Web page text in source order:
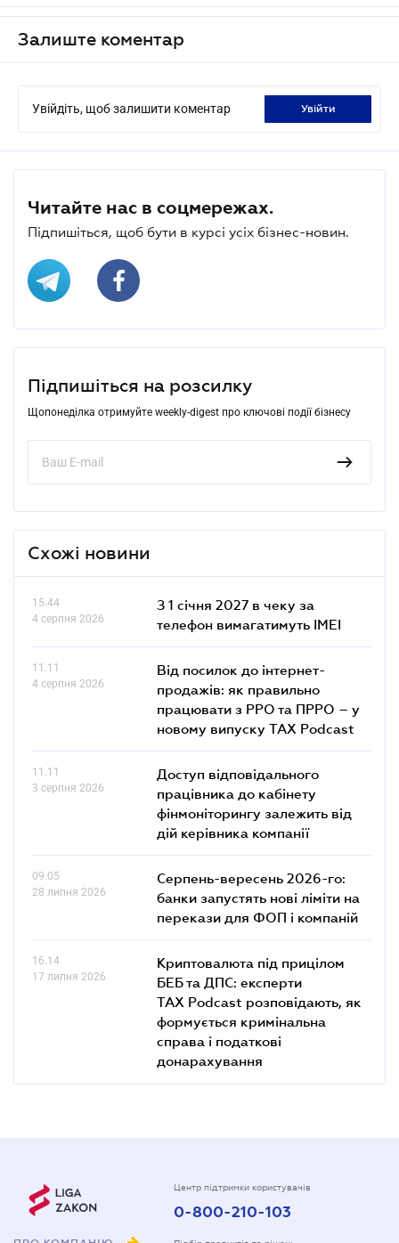
Залиште коментар
Увійдіть, щоб залишити коментар увійти
Читайте нас в соцмережах.
Підпишіться, щоб бути в курсі усіх бізнес-новин.
Підпишіться на розсилку
Щопонеділка отримуйте weekly-digest про ключові події бізнесу
Схожі новини
15.44
4 серпня 2026
З 1 січня 2027 в чеку за
телефон вимагатимуть IMEI
11.11
4 серпня 2026
Від посилок до інтернет-
продажів: як правильно
працювати з РРО та ПРРО – у
новому випуску TAX Podcast
11.11
3 серпня 2026
Доступ відповідального
працівника до кабінету
фінмоніторингу залежить від
дій керівника компанії
09.05
28 липня 2026
Серпень-вересень 2026-го:
банки запустять нові ліміти на
перекази для ФОП і компаній
16.14
17 липня 2026
Криптовалюта під прицілом
БЕБ та ДПС: експерти
TAX Podcast розповідають, як
формується кримінальна
справа і податкові
донарахування
Центр підтримки користувачів
0-800-210-103